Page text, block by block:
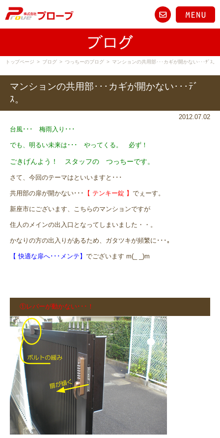
トップページ > ブログ > つっちーのブログ > マンションの共用部･･･カギが開かない･･･ﾃﾞｽ。
マンションの共用部･･･カギが開かない･･･ﾃﾞ
ｽ。
台風･･･ 梅雨入り･･･
でも、明るい未来は･･･ やってくる。 必ず！
ごきげんよう！ スタッフの つっちーです。
さて、今回のテーマはといいますと･･･
共用部の扉が開かない･･･ 【 テンキー錠 】 でぇーす。
新座市にございます、こちらのマンションですが
住人のメインの出入口となってしまいました・・。
かなりの方の出入りがあるため、ガタツキが頻繁に･･･｡
【 快適な扉へ･･･メンテ】 でございます m(_ _)m
①レバーが動かない･･･！
2012.07.02